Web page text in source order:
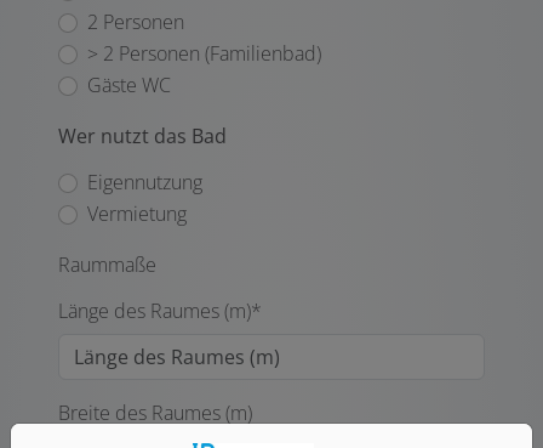
2 Personen
> 2 Personen (Familienbad)
Gäste WC
Wer nutzt das Bad
Eigennutzung
Vermietung
Raummaße
Länge des Raumes (m)*
Breite des Raumes (m)